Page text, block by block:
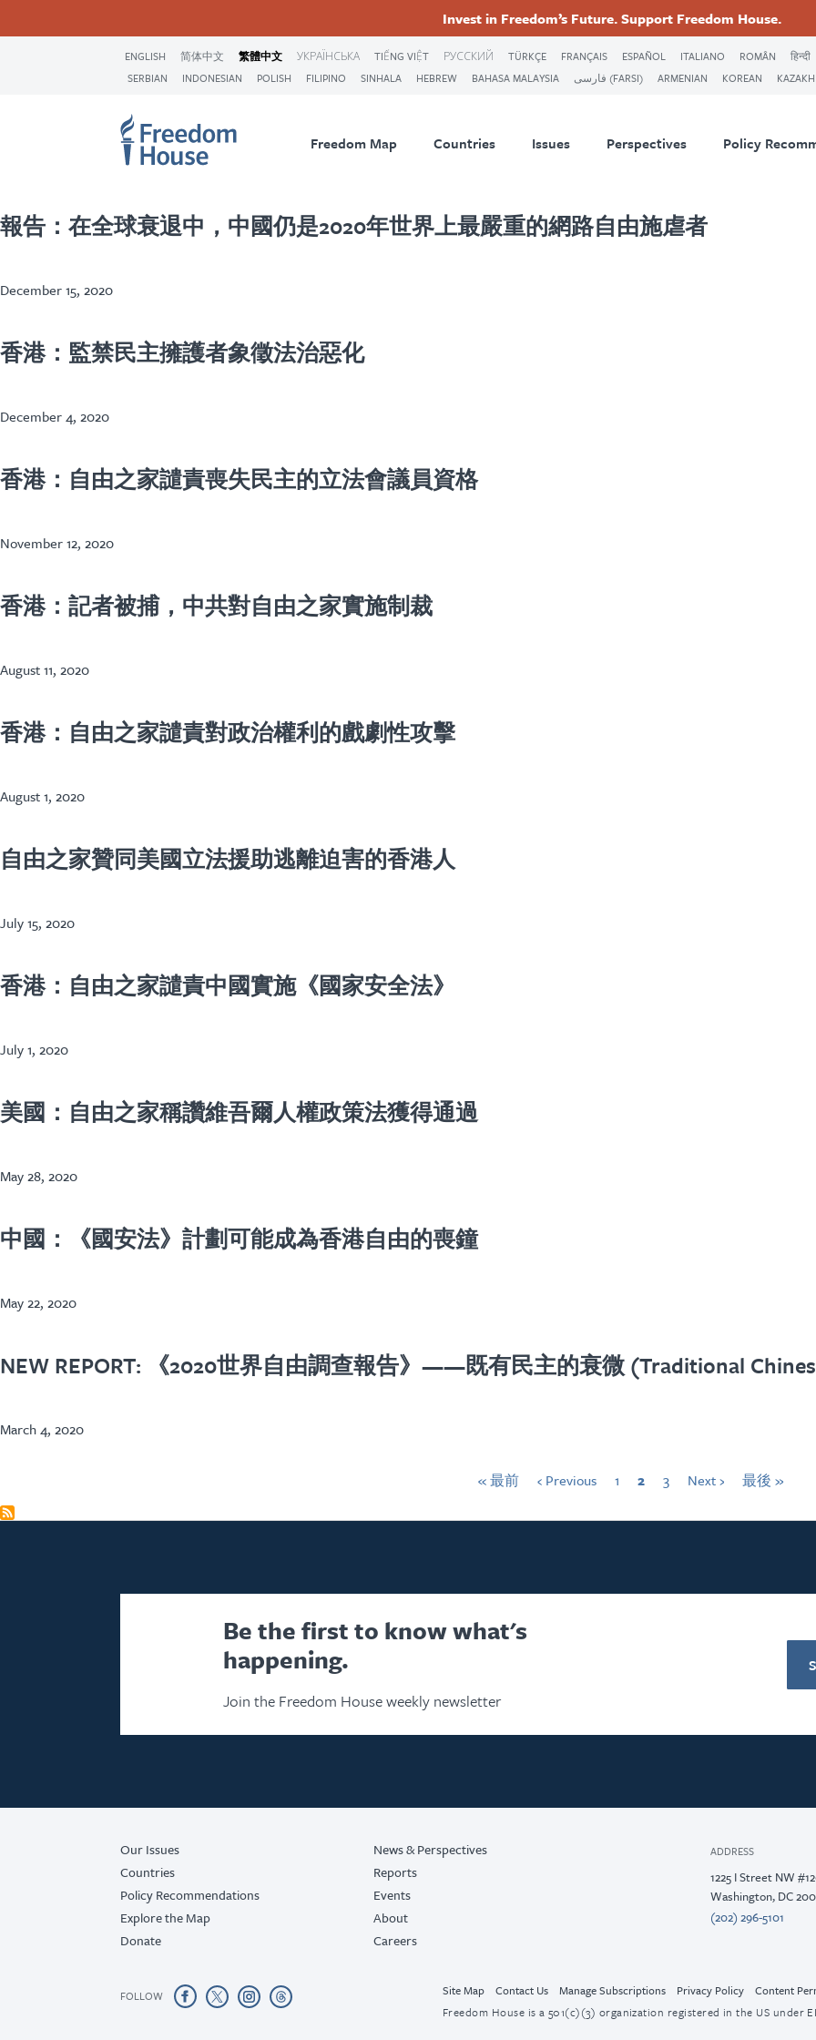
Invest in Freedom’s Future. Support Freedom House.
ENGLISH 简体中文 繁體中文 УКРАЇНСЬКА TIẾNG VIỆT РУССКИЙ TÜRKÇE FRANÇAIS ESPAÑOL ITALIANO ROMÂN
हिन्दी
SERBIAN
INDONESIAN POLISH FILIPINO SINHALA HEBREW BAHASA MALAYSIA فارسی (FARSI) ARMENIAN KOREAN KAZAKH
Primary
Freedom Map Countries Issues Perspectives Policy
報告：在全球衰退中，中國仍是2020年世界上最嚴重的網路自由施虐者
December 15, 2020
香港：監禁民主擁護者象徵法治惡化
December 4, 2020
香港：自由之家譴責喪失民主的立法會議員資格
November 12, 2020
香港：記者被捕，中共對自由之家實施制裁
August 11, 2020
香港：自由之家譴責對政治權利的戲劇性攻擊
August 1, 2020
自由之家贊同美國立法援助逃離迫害的香港人
July 15, 2020
香港：自由之家譴責中國實施《國家安全法》
July 1, 2020
美國：自由之家稱讚維吾爾人權政策法獲得通過
May 28, 2020
中國：《國安法》計劃可能成為香港自由的喪鐘
May 22, 2020
NEW REPORT: 《2020世界自由調查報告》——既有民主的衰微 (Traditional
March 4, 2020
Pagination
First
page
« 最前
Previous
page
‹ Previous
頁
面
1
Current
page
2
面
3
Next
page
Next ›
Last
page
最後 »
Be the first to know what's
happening.
Join the Freedom House weekly newsletter
Footer
Main
Menu
Our Issues
Countries
Policy Recommendations
Explore the Map
Donate
News & Perspectives
Reports
Events
About
Careers
ADDRESS
1225 I Street NW
Washington, DC
(202) 296-5101
Footer
Social
Menu
FOLLOW
Footer
Site Map Contact Us Manage Subscriptions Privacy Policy
Content
Freedom House is a 501(c)(3) organization registered in the US under